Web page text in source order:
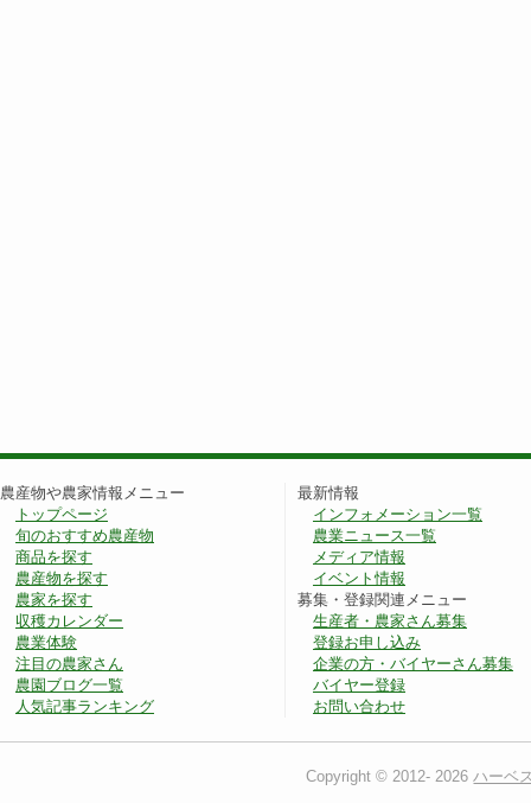
農産物や農家情報メニュー
トップページ
旬のおすすめ農産物
商品を探す
農産物を探す
農家を探す
収穫カレンダー
農業体験
注目の農家さん
農園ブログ一覧
人気記事ランキング
最新情報
インフォメーション一覧
農業ニュース一覧
メディア情報
イベント情報
募集・登録関連メニュー
生産者・農家さん募集
登録お申し込み
企業の方・バイヤーさん募集
バイヤー登録
お問い合わせ
Copyright © 2012-2026ハーベ